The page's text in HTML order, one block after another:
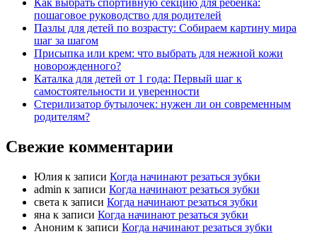
Как выбрать спортивную секцию для ребенка:
пошаговое руководство для родителей
Пазлы для детей по возрасту: Собираем картину мира
шаг за шагом
Присыпка или крем: что выбрать для нежной кожи
новорожденного?
Каталка для детей от 1 года: Первый шаг к
самостоятельности и уверенности
Стерилизатор бутылочек: нужен ли он современным
родителям?
Свежие комментарии
Юлия к записи Когда начинают резаться зубки
admin к записи Когда начинают резаться зубки
света к записи Когда начинают резаться зубки
яна к записи Когда начинают резаться зубки
Аноним к записи Когда начинают резаться зубки